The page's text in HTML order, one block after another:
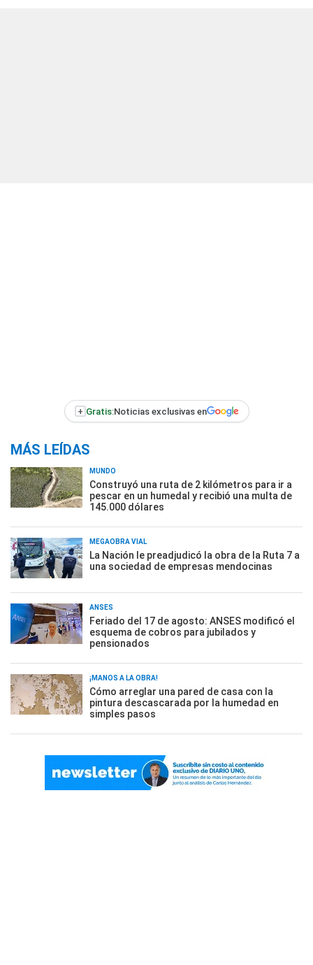
+ Gratis:Noticias exclusivas en
MÁS LEÍDAS
MUNDO
Construyó una ruta de 2 kilómetros para ir a
pescar en un humedal y recibió una multa de
145.000 dólares
MEGAOBRA VIAL
La Nación le preadjudicó la obra de la Ruta 7 a
una sociedad de empresas mendocinas
ANSES
Feriado del 17 de agosto: ANSES modificó el
esquema de cobros para jubilados y
pensionados
¡MANOS A LA OBRA!
Cómo arreglar una pared de casa con la
pintura descascarada por la humedad en
simples pasos